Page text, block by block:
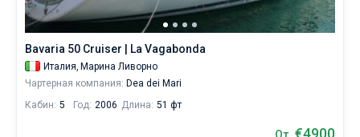
Bavaria 50 Cruiser | La Vagabonda
Италия, Марина Ливорно
Чартерная компания: Dea dei Mari
Кабин: 5 Год: 2006 Длина: 51 фт
€4900